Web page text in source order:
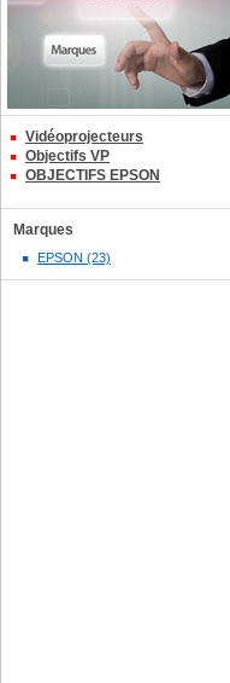
Vidéoprojecteurs
Objectifs VP
OBJECTIFS EPSON
Marques
EPSON (23)